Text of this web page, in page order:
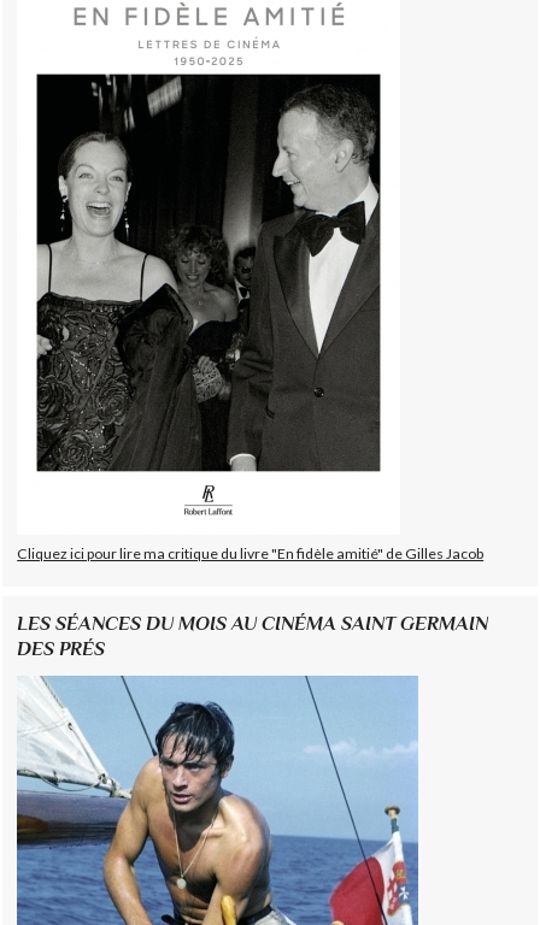
Cliquez ici pour lire ma critique du livre "En fidèle amitié" de Gilles Jacob
LES SÉANCES DU MOIS AU CINÉMA SAINT GERMAIN
DES PRÉS